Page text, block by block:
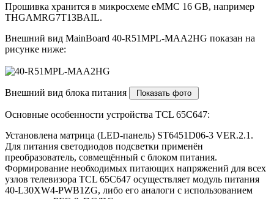
Прошивка хранится в микросхеме eMMC 16 GB, например
THGAMRG7T13BAIL.
Внешний вид MainBoard 40-R51MPL-MAA2HG показан на
рисунке ниже:
Внешний вид блока питания
Основные особенности устройства TCL 65C647:
Установлена матрица (LED-панель) ST6451D06-3 VER.2.1.
Для питания светодиодов подсветки применён
преобразователь, совмещённый с блоком питания.
Формирование необходимых питающих напряжений для всех
узлов телевизора TCL 65C647 осуществляет модуль питания
40-L30XW4-PWB1ZG, либо его аналоги c использованием